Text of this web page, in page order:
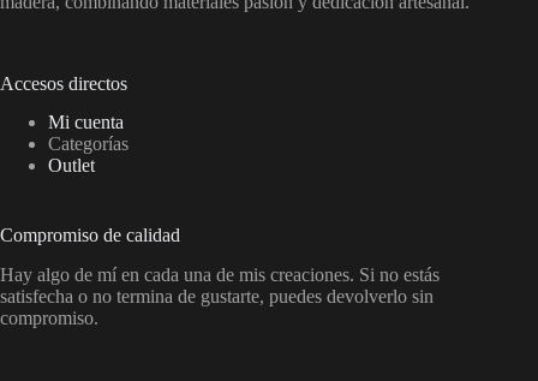
Accesos directos
Mi cuenta
Categorías
Outlet
Compromiso de calidad
Hay algo de mí en cada una de mis creaciones. Si no estás
satisfecha o no termina de gustarte, puedes devolverlo sin
compromiso.